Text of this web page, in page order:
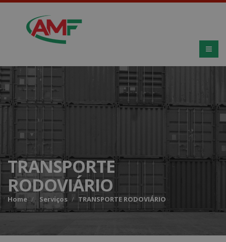
TRANSPORTE
RODOVIÁRIO
Home Serviços TRANSPORTE RODOVIÁRIO